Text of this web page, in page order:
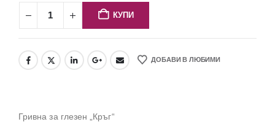
КУПИ
ДОБАВИ В ЛЮБИМИ
Гривна за глезен „Кръг“